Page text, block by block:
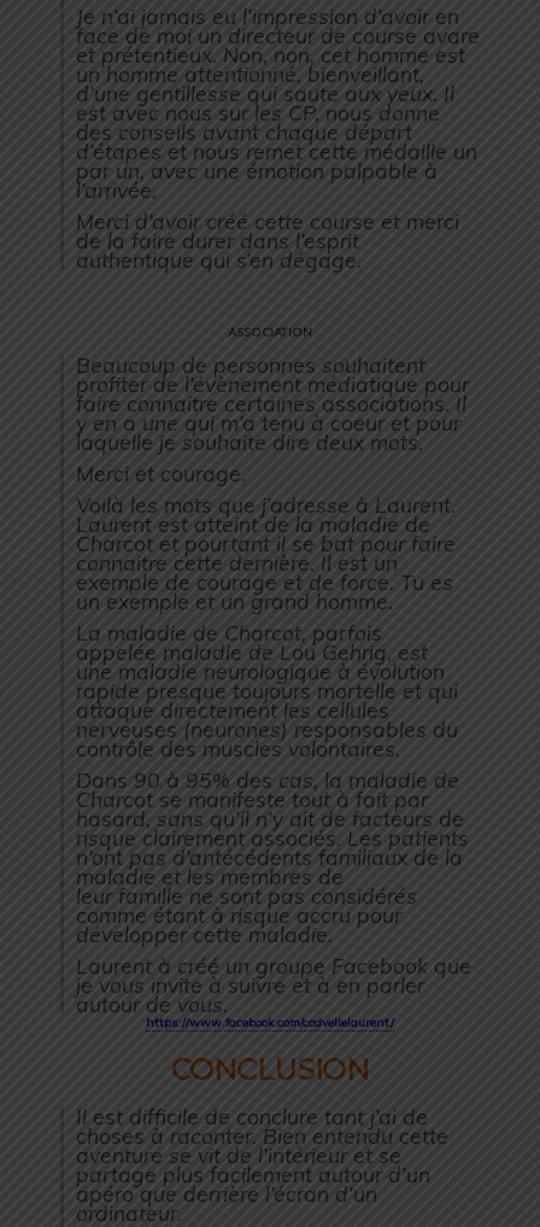
Je n’ai jamais eu l’impression d’avoir en
face de moi un directeur de course avare
et prétentieux. Non, non, cet homme est
un homme attentionné, bienveillant,
d’une gentillesse qui saute aux yeux. Il
est avec nous sur les CP, nous donne
des conseils avant chaque départ
d’étapes et nous remet cette médaille un
par un, avec une émotion palpable à
l’arrivée.
Merci d’avoir créé cette course et merci
de la faire durer dans l’esprit
authentique qui s’en dégage.
ASSOCIATION
Beaucoup de personnes souhaitent
profiter de l’évènement médiatique pour
faire connaitre certaines associations. Il
y en a une qui m’a tenu à coeur et pour
laquelle je souhaite dire deux mots.
Merci et courage.
Voilà les mots que j’adresse à Laurent.
Laurent est atteint de la maladie de
Charcot et pourtant il se bat pour faire
connaitre cette dernière. Il est un
exemple de courage et de force. Tu es
un exemple et un grand homme.
La maladie de Charcot, parfois
appelée maladie de Lou Gehrig, est
une maladie neurologique à évolution
rapide presque toujours mortelle et qui
attaque directement les cellules
nerveuses (neurones) responsables du
contrôle des muscles volontaires.
Dans 90 à 95% des cas, la maladie de
Charcot se manifeste tout à fait par
hasard, sans qu’il n’y ait de facteurs de
risque clairement associés. Les patients
n’ont pas d’antécédents familiaux de la
maladie et les membres de
leur famille ne sont pas considérés
comme étant à risque accru pour
développer cette maladie.
Laurent à créé un groupe Facebook que
je vous invite à suivre et à en parler
autour de vous.
https://www.facebook.com/codvellelaurent/
CONCLUSION
Il est difficile de conclure tant j’ai de
choses à raconter. Bien entendu cette
aventure se vit de l’intérieur et se
partage plus facilement autour d’un
apéro que derrière l’écran d’un
ordinateur.